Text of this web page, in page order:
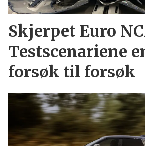
Skjerpet Euro
Testscenariene
forsøk til forsøk